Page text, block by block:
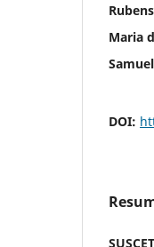
Maria
DOI: